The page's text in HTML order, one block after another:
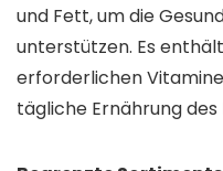
und Fett, um die
unterstützen. Es
erforderlichen
tägliche Ernährung des